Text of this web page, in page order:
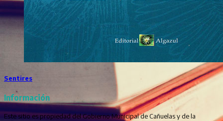
Sentires
Información
Este sitio es propiedad del Gobierno Municipal de Cañuelas y de la